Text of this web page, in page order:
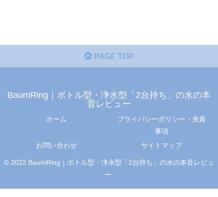
PAGE TOP
BaumRing｜ボトル型・浄水型「2台持ち」の水の本
音レビュー
ホーム
プライバシーポリシー・免責
事項
お問い合わせ
サイトマップ
© 2022 BaumRing｜ボトル型・浄水型「2台持ち」の水の本音レビュ
ー.